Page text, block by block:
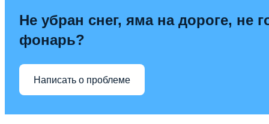
Не убран снег, яма на дороге, не
фонарь?
Написать о проблеме